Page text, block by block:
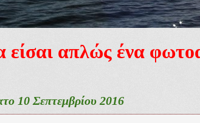
είσαι απλώς ένα
10 Σεπτεμβρίου 2016